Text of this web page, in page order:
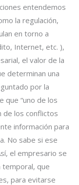
entendemos
la regulación,
en torno a
Internet, etc. ),
el valor de la
determinan una
por la
que “uno de los
de los conflictos
información para
No sabe si ese
el empresario se
temporal, que
para evitarse